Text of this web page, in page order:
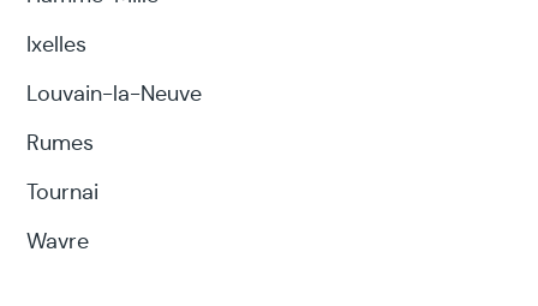
Ixelles
Louvain-la-Neuve
Rumes
Tournai
Wavre